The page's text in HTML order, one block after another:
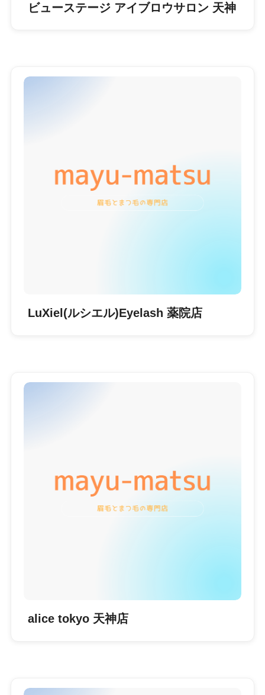
ビューステージ アイブロウサロン 天神
LuXiel(ルシエル)Eyelash 薬院店
alice tokyo 天神店